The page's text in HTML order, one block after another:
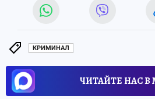
КРИМИНАЛ
ЧИТАЙТЕ НАС В